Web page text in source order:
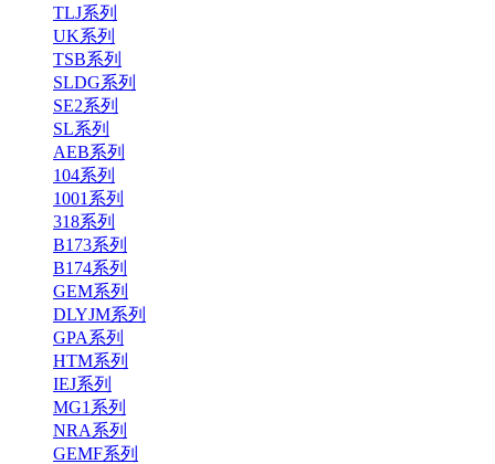
TLJ系列
UK系列
TSB系列
SLDG系列
SE2系列
SL系列
AEB系列
104系列
1001系列
318系列
B173系列
B174系列
GEM系列
DLYJM系列
GPA系列
HTM系列
IEJ系列
MG1系列
NRA系列
GEMF系列